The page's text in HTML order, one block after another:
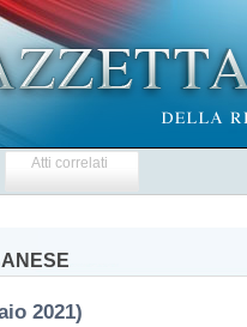
Atti correlati
2021)